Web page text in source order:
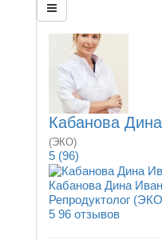
Кабанова
(ЭКО)
5 (96)
Кабанова Дина
Репродуктолог
5 96 отзывов